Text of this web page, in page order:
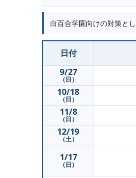
白百合学園向けの対策と
日付
9/27
（日）
10/18
（日）
11/8
（日）
12/19
（土）
1/17
（日）